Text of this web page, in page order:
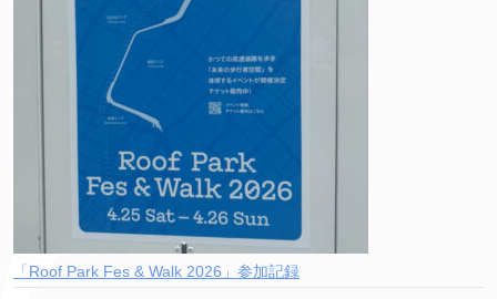
「Roof Park Fes & Walk 2026」参加記録